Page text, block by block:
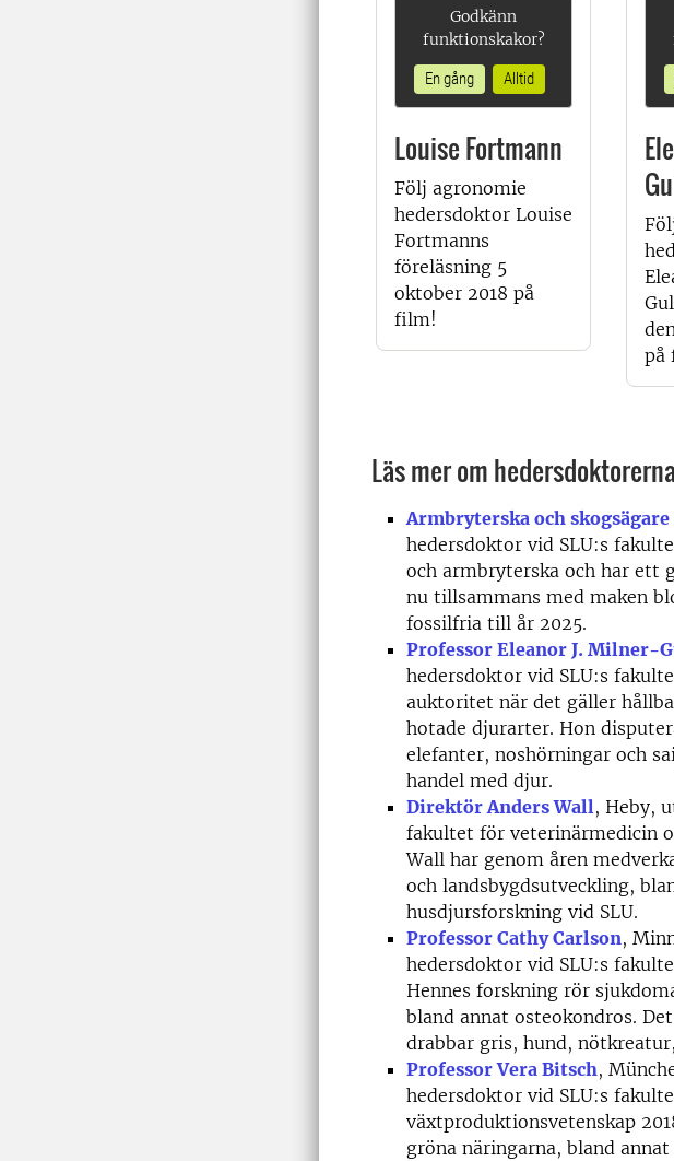
Godkänn
funktionskakor?
En gång
Alltid
Louise Fortmann
Följ agronomie
hedersdoktor Louise
Fortmanns
föreläsning 5
oktober 2018 på
film!
på
Läs mer om hedersdoktorerna
Armbryterska och
hedersdoktor vid SLU:s
och armbryterska och har ett
nu tillsammans med maken
fossilfria till år 2025.
Professor Eleanor J. Milner-
hedersdoktor vid SLU:s
auktoritet när det gäller
hotade djurarter. Hon
elefanter, noshörningar och
handel med djur.
Direktör Anders Wall, Heby,
fakultet för veterinärmedicin
Wall har genom åren
och landsbygdsutveckling,
husdjursforskning vid SLU.
Professor Cathy Carlson,
hedersdoktor vid SLU:s
Hennes forskning rör
bland annat osteokondros.
drabbar gris, hund,
Professor Vera Bitsch,
hedersdoktor vid SLU:s
växtproduktionsvetenskap
gröna näringarna, bland